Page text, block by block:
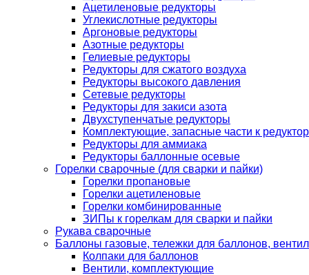
Ацетиленовые редукторы
Углекислотные редукторы
Аргоновые редукторы
Азотные редукторы
Гелиевые редукторы
Редукторы для сжатого воздуха
Редукторы высокого давления
Сетевые редукторы
Редукторы для закиси азота
Двухступенчатые редукторы
Комплектующие, запасные части к
Редукторы для аммиака
Редукторы баллонные осевые
Горелки сварочные (для сварки и пайки)
Горелки пропановые
Горелки ацетиленовые
Горелки комбинированные
ЗИПы к горелкам для сварки и пайки
Рукава сварочные
Баллоны газовые, тележки для баллонов,
Колпаки для баллонов
Вентили, комплектующие